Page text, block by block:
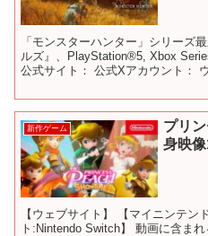
「モンスターハンター」シリーズ
ルズ』、PlayStation®5, Xbox
公式サイト： 公式Xアカウント：
新作ゲーム
プリ
身映
【ウェブサイト】 【マイニンテン
ト:Nintendo Switch】 動画に含ま